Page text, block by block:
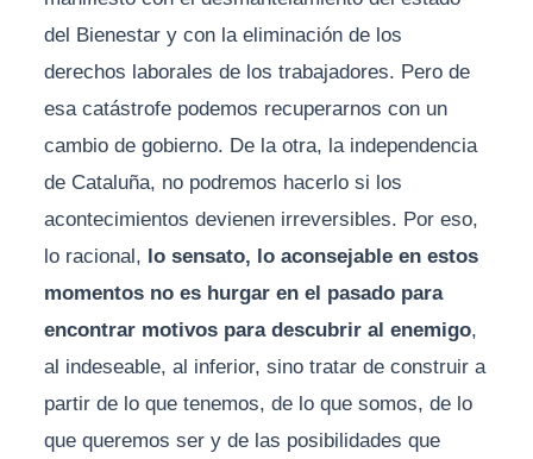
del Bienestar y con la eliminación de los
derechos laborales de los trabajadores. Pero de
esa catástrofe podemos recuperarnos con un
cambio de gobierno. De la otra, la independencia
de Cataluña, no podremos hacerlo si los
acontecimientos devienen irreversibles. Por eso,
lo racional, lo sensato, lo aconsejable en estos
momentos no es hurgar en el pasado para
encontrar motivos para descubrir al enemigo,
al indeseable, al inferior, sino tratar de construir a
partir de lo que tenemos, de lo que somos, de lo
que queremos ser y de las posibilidades que